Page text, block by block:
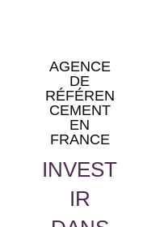
AGENCE
DE
RÉFÉREN
CEMENT
EN
FRANCE
INVEST
IR